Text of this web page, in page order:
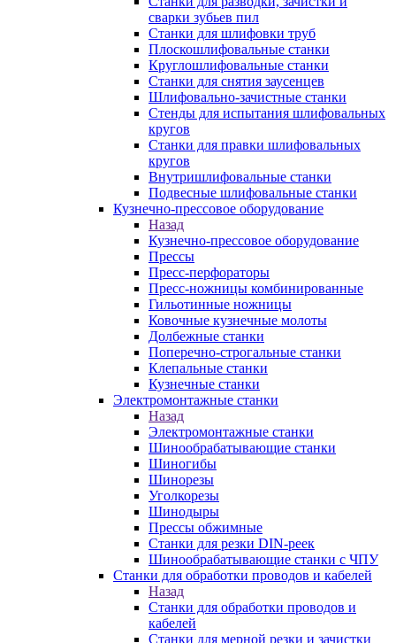
сварки зубьев пил
Станки для шлифовки труб
Плоскошлифовальные станки
Круглошлифовальные станки
Станки для снятия заусенцев
Шлифовально-зачистные станки
Стенды для испытания шлифовальных
кругов
Станки для правки шлифовальных
кругов
Внутришлифовальные станки
Подвесные шлифовальные станки
Кузнечно-прессовое оборудование
Назад
Кузнечно-прессовое оборудование
Прессы
Пресс-перфораторы
Пресс-ножницы комбинированные
Гильотинные ножницы
Ковочные кузнечные молоты
Долбежные станки
Поперечно-строгальные станки
Клепальные станки
Кузнечные станки
Электромонтажные станки
Назад
Электромонтажные станки
Шинообрабатывающие станки
Шиногибы
Шинорезы
Уголкорезы
Шинодыры
Прессы обжимные
Станки для резки DIN-реек
Шинообрабатывающие станки с ЧПУ
Станки для обработки проводов и кабелей
Назад
Станки для обработки проводов и
кабелей
Станки для мерной резки и зачистки